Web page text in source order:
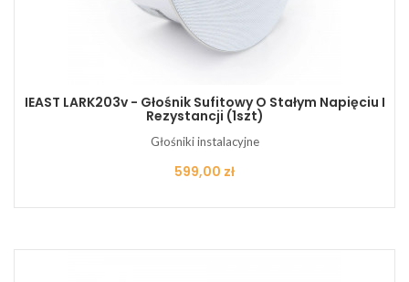
IEAST LARK203v - Głośnik Sufitowy O Stałym Napięciu I
Rezystancji (1szt)
Głośniki instalacyjne
Cena
599,00 zł